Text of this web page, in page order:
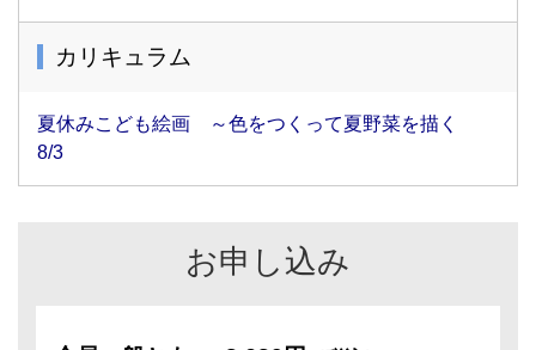
カリキュラム
夏休みこども絵画 ～色をつくって夏野菜を描く
8/3
お申し込み